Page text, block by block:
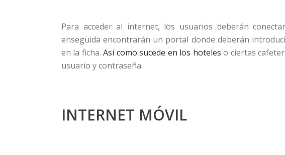
Para acceder al internet, los usuarios deberán
enseguida encontrarán un portal donde deberán
en la ficha.Así como sucede en los hoteles o ciertas
usuario y contraseña.
INTERNET MÓVIL